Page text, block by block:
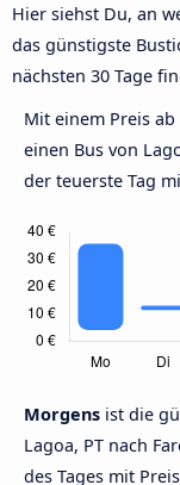
Hier siehst Du, an
das günstigste
nächsten 30 Tage
Mit einem Preis ab
einen Bus von
der teuerste Tag
Morgens ist die
Lagoa, PT nach
des Tages mit